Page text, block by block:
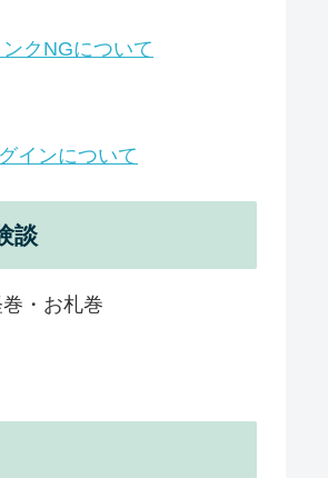
クNGについて
インについて
談
・お札巻